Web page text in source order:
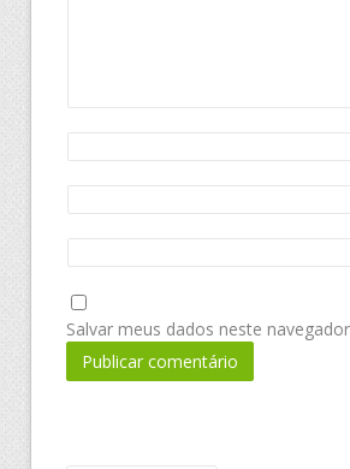
Salvar meus dados neste